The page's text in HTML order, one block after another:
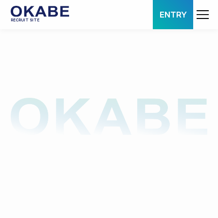
RECRUIT SITE
ENTRY